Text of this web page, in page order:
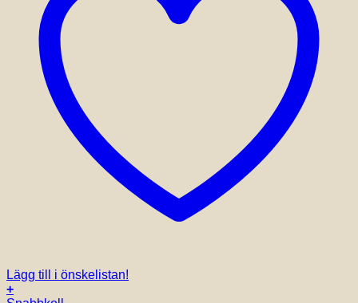
Lägg till i önskelistan!
+